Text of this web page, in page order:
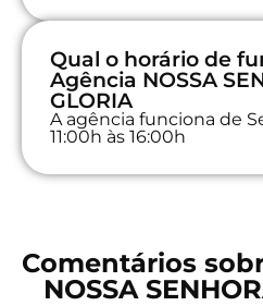
Qual o horário de
Agência NOSSA
GLORIA
A agência funciona de
11:00h às 16:00h
Comentários
NOSSA